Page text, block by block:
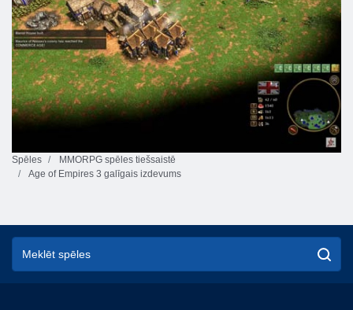
Spēles
MMORPG spēles tiešsaistē
Age of Empires 3 galīgais izdevums